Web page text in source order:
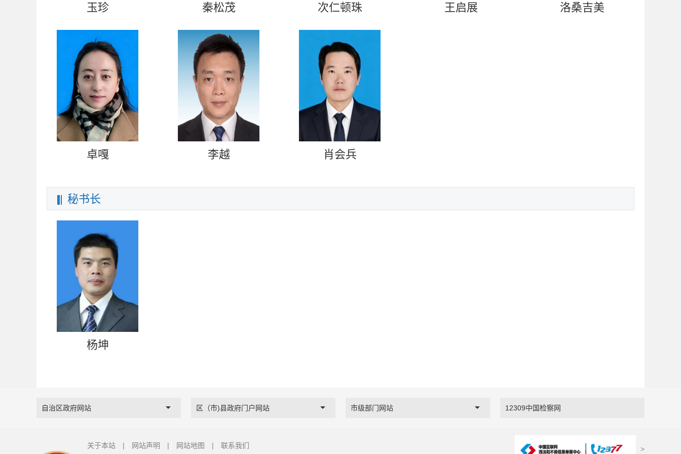
玉珍 秦松茂 次仁顿珠 王启展 洛桑吉美
卓嘎 李越 肖会兵
秘书长
杨坤
自治区政府网站 区（市)县政府门户网站 市级部门网站 12309中国检察网
关于本站 | 网站声明 | 网站地图 | 联系我们 >